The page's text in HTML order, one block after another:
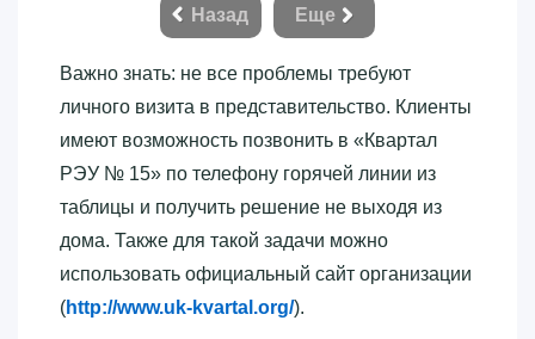
Назад
Еще
Важно знать: не все проблемы требуют
личного визита в представительство. Клиенты
имеют возможность позвонить в «‎Квартал
РЭУ № 15»‎ по телефону горячей линии из
таблицы и получить решение не выходя из
дома. Также для такой задачи можно
использовать официальный сайт организации
(http://www.uk-kvartal.org/).